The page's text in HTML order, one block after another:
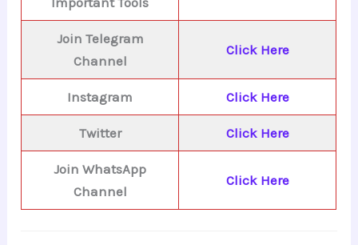
Join Telegram
Channel
Click Here
Instagram Click Here
Twitter Click Here
Join WhatsApp
Channel
Click Here